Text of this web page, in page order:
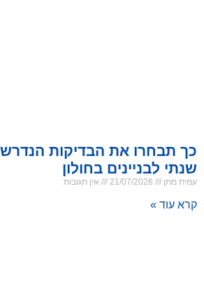
כך תבחרו את הבדיקות
שנתי לבניינים בחולון
עמית מתן אין תגובות
קרא עוד »